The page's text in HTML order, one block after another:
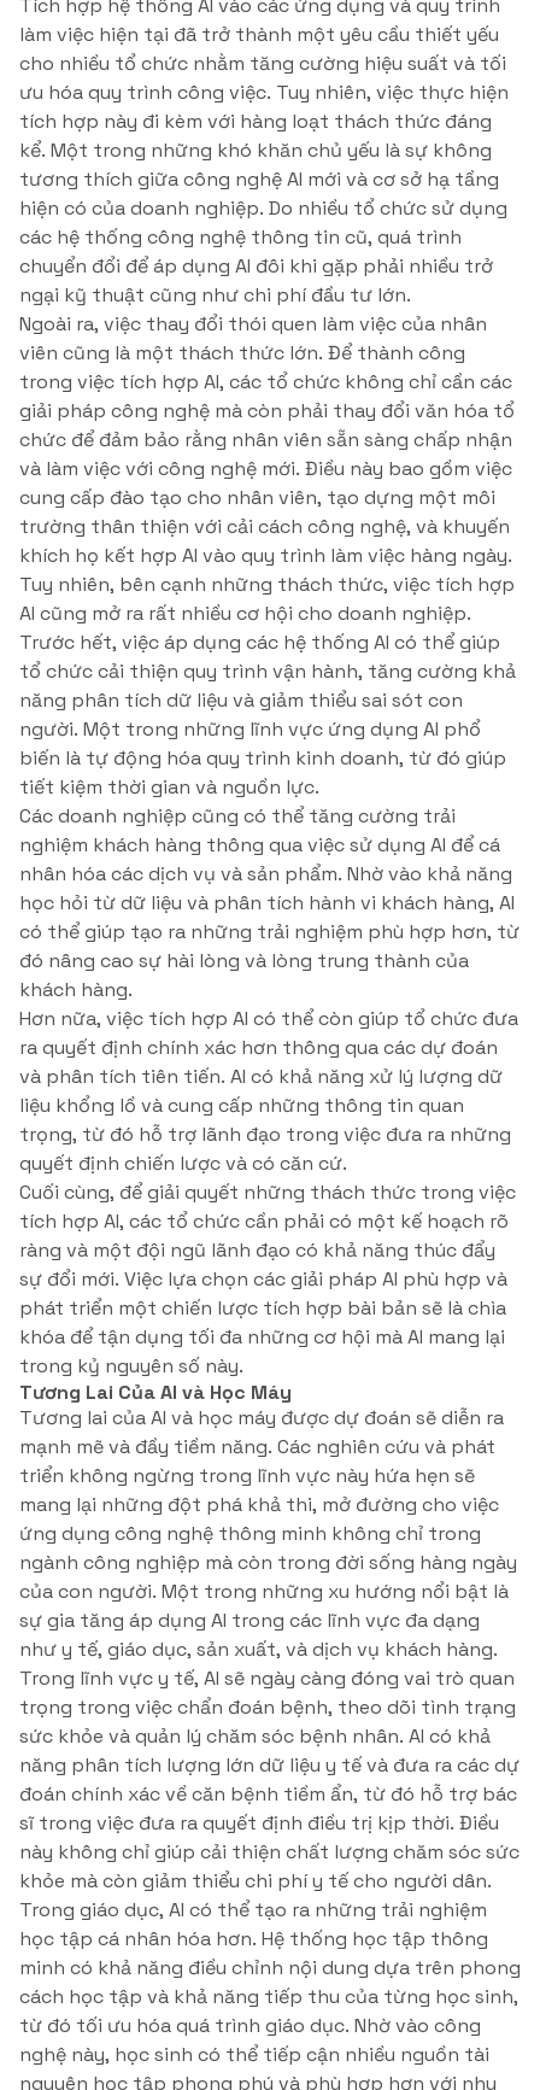
làm việc hiện tại đã trở thành một yêu cầu thiết yếu
cho nhiều tổ chức nhằm tăng cường hiệu suất và tối
ưu hóa quy trình công việc. Tuy nhiên, việc thực hiện
tích hợp này đi kèm với hàng loạt thách thức đáng
kể. Một trong những khó khăn chủ yếu là sự không
tương thích giữa công nghệ AI mới và cơ sở hạ tầng
hiện có của doanh nghiệp. Do nhiều tổ chức sử dụng
các hệ thống công nghệ thông tin cũ, quá trình
chuyển đổi để áp dụng AI đôi khi gặp phải nhiều trở
ngại kỹ thuật cũng như chi phí đầu tư lớn.
Ngoài ra, việc thay đổi thói quen làm việc của nhân
viên cũng là một thách thức lớn. Để thành công
trong việc tích hợp AI, các tổ chức không chỉ cần các
giải pháp công nghệ mà còn phải thay đổi văn hóa tổ
chức để đảm bảo rằng nhân viên sẵn sàng chấp nhận
và làm việc với công nghệ mới. Điều này bao gồm việc
cung cấp đào tạo cho nhân viên, tạo dựng một môi
trường thân thiện với cải cách công nghệ, và khuyến
khích họ kết hợp AI vào quy trình làm việc hàng ngày.
Tuy nhiên, bên cạnh những thách thức, việc tích hợp
AI cũng mở ra rất nhiều cơ hội cho doanh nghiệp.
Trước hết, việc áp dụng các hệ thống AI có thể giúp
tổ chức cải thiện quy trình vận hành, tăng cường khả
năng phân tích dữ liệu và giảm thiểu sai sót con
người. Một trong những lĩnh vực ứng dụng AI phổ
biến là tự động hóa quy trình kinh doanh, từ đó giúp
tiết kiệm thời gian và nguồn lực.
Các doanh nghiệp cũng có thể tăng cường trải
nghiệm khách hàng thông qua việc sử dụng AI để cá
nhân hóa các dịch vụ và sản phẩm. Nhờ vào khả năng
học hỏi từ dữ liệu và phân tích hành vi khách hàng, AI
có thể giúp tạo ra những trải nghiệm phù hợp hơn, từ
đó nâng cao sự hài lòng và lòng trung thành của
khách hàng.
Hơn nữa, việc tích hợp AI có thể còn giúp tổ chức đưa
ra quyết định chính xác hơn thông qua các dự đoán
và phân tích tiên tiến. AI có khả năng xử lý lượng dữ
liệu khổng lồ và cung cấp những thông tin quan
trọng, từ đó hỗ trợ lãnh đạo trong việc đưa ra những
quyết định chiến lược và có căn cứ.
Cuối cùng, để giải quyết những thách thức trong việc
tích hợp AI, các tổ chức cần phải có một kế hoạch rõ
ràng và một đội ngũ lãnh đạo có khả năng thúc đẩy
sự đổi mới. Việc lựa chọn các giải pháp AI phù hợp và
phát triển một chiến lược tích hợp bài bản sẽ là chìa
khóa để tận dụng tối đa những cơ hội mà AI mang lại
trong kỷ nguyên số này.
Tương Lai Của AI và Học Máy
Tương lai của AI và học máy được dự đoán sẽ diễn ra
mạnh mẽ và đầy tiềm năng. Các nghiên cứu và phát
triển không ngừng trong lĩnh vực này hứa hẹn sẽ
mang lại những đột phá khả thi, mở đường cho việc
ứng dụng công nghệ thông minh không chỉ trong
ngành công nghiệp mà còn trong đời sống hàng ngày
của con người. Một trong những xu hướng nổi bật là
sự gia tăng áp dụng AI trong các lĩnh vực đa dạng
như y tế, giáo dục, sản xuất, và dịch vụ khách hàng.
Trong lĩnh vực y tế, AI sẽ ngày càng đóng vai trò quan
trọng trong việc chẩn đoán bệnh, theo dõi tình trạng
sức khỏe và quản lý chăm sóc bệnh nhân. AI có khả
năng phân tích lượng lớn dữ liệu y tế và đưa ra các dự
đoán chính xác về căn bệnh tiềm ẩn, từ đó hỗ trợ bác
sĩ trong việc đưa ra quyết định điều trị kịp thời. Điều
này không chỉ giúp cải thiện chất lượng chăm sóc sức
khỏe mà còn giảm thiểu chi phí y tế cho người dân.
Trong giáo dục, AI có thể tạo ra những trải nghiệm
học tập cá nhân hóa hơn. Hệ thống học tập thông
minh có khả năng điều chỉnh nội dung dựa trên phong
cách học tập và khả năng tiếp thu của từng học sinh,
từ đó tối ưu hóa quá trình giáo dục. Nhờ vào công
nghệ này, học sinh có thể tiếp cận nhiều nguồn tài
nguyên học tập phong phú và phù hợp hơn với nhu